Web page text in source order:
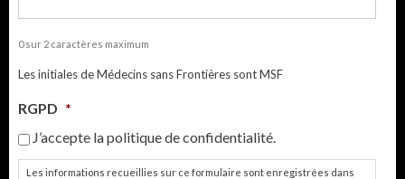
0 sur 2 caractères maximum
Les initiales de Médecins sans Frontières sont MSF
RGPD *
J’accepte la politique de confidentialité.
Les informations recueillies sur ce formulaire sont enregistrées dans